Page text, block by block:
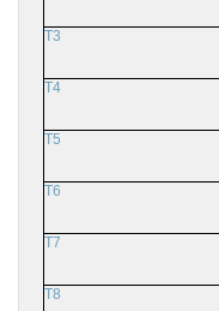
T3
T4
T5
T6
T7
T8